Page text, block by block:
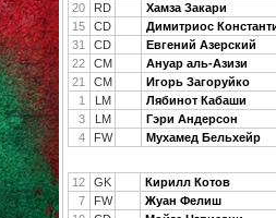
20
RD Хамза Закари
15
CD Димитриос
31
CD Евгений Азерский
22
CM Ануар аль-Азизи
21
CM Игорь Загоруйко
1
LM Лябинот Кабаши
3
LM Гэри Андерсон
4
FW Мухамед Бельхейр
12 GK Кирилл Котов
7
FW Жуан Фелиш